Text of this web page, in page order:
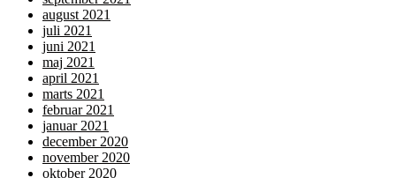
august 2021
juli 2021
juni 2021
maj 2021
april 2021
marts 2021
februar 2021
januar 2021
december 2020
november 2020
oktober 2020